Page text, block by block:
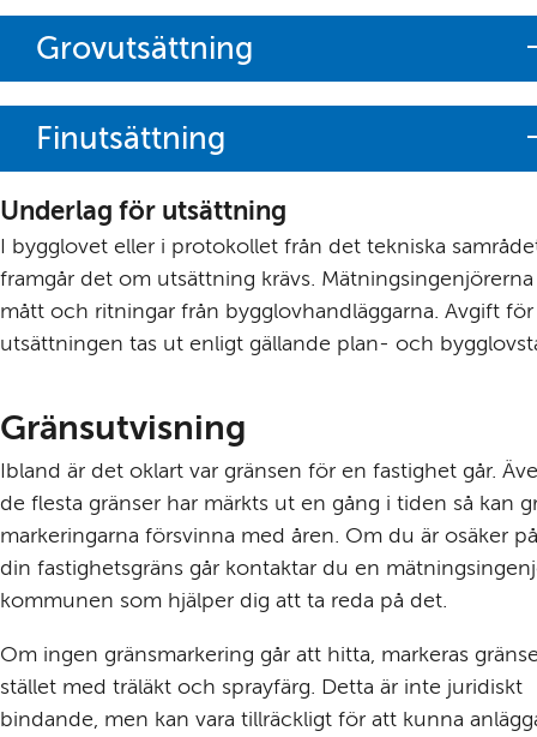
Grovutsättning
Finutsättning
Underlag för utsättning
I bygglovet eller i protokollet från det tekniska
framgår det om utsätt­ning krävs.
mått och ritningar från bygglov­handläggarna. Avgift för
utsätt­ningen tas ut enligt gällande plan- och
Gränsutvisning
Ibland är det oklart var gränsen för en fastighet går.
de flesta gränser har märkts ut en gång i tiden så kan
markeringarna försvinna med åren. Om du är osäker
din fastighets­gräns går kontaktar du en
kommunen som hjälper dig att ta reda på det.
Om ingen gräns­markering går att hitta, markeras
stället med träläkt och sprayfärg. Detta är inte juridiskt
bindande, men kan vara tillräckligt för att kunna